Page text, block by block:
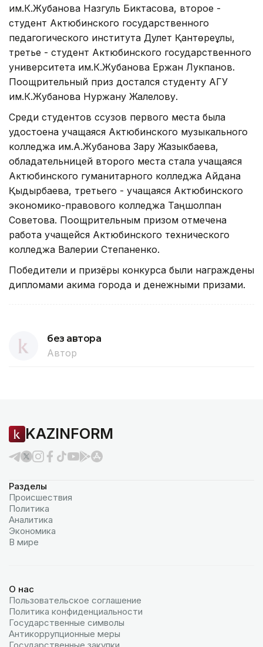
им.К.Жубанова Назгуль Биктасова, второе -
студент Актюбинского государственного
педагогического института Дәулет Қантөреұлы,
третье - студент Актюбинского государственного
университета им.К.Жубанова Ержан Лукпанов.
Поощрительный приз достался студенту АГУ
им.К.Жубанова Нуржану Жалелову.
Среди студентов ссузов первого места была
удостоена учащаяся Актюбинского музыкального
колледжа им.А.Жубанова Зару Жазыкбаева,
обладательницей второго места стала учащаяся
Актюбинского гуманитарного колледжа Айдана
Қыдырбаева, третьего - учащаяся Актюбинского
экономико-правового колледжа Таңшолпан
Советова. Поощрительным призом отмечена
работа учащейся Актюбинского технического
колледжа Валерии Степаненко.
Победители и призёры конкурса были награждены
дипломами акима города и денежными призами.
без автора
Автор
KAZINFORM
Разделы
Происшествия
Политика
Аналитика
Экономика
В мире
О нас
Пользовательское соглашение
Политика конфиденциальности
Государственные символы
Антикоррупционные меры